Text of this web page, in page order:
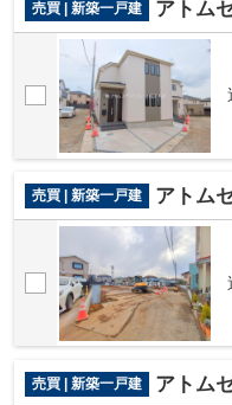
売買 | 新築一戸建 アトムセ
売買 | 新築一戸建 アトムセ
売買 | 新築一戸建 アトムセ